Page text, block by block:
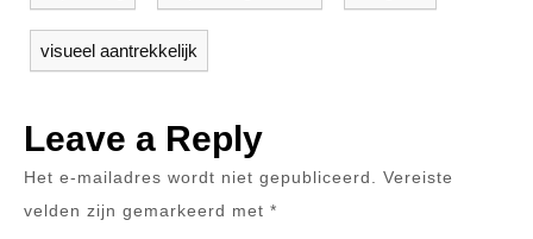
visueel aantrekkelijk
Leave a Reply
Het e-mailadres wordt niet gepubliceerd.
Vereiste
velden zijn gemarkeerd met *